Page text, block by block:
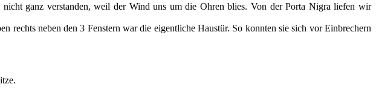
ganz verstanden, weil der Wind uns um die Ohren blies. Von der Porta Nigra liefen wir
rechts neben den 3 Fenstern war die eigentliche Haustür. So konnten sie sich vor Einbrechern